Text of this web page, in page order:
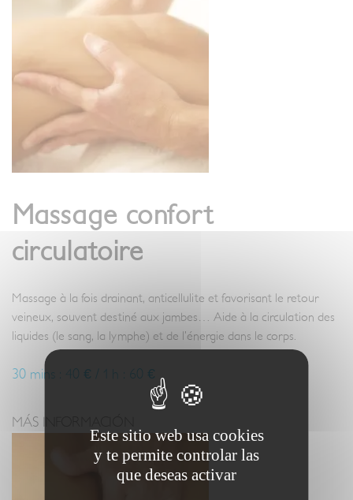
Massage confort
circulatoire
Massage à la fois drainant, anticellulite et favorisant le retour
veineux, souvent destiné aux jambes… Aide à la circulation des
liquides (le sang, la lymphe) et de l’énergie dans le corps.
30 mins : 40 € / 1 h : 60 €
MÁS INFORMACIÓN
Este sitio web usa cookies
y te permite controlar las
que deseas activar